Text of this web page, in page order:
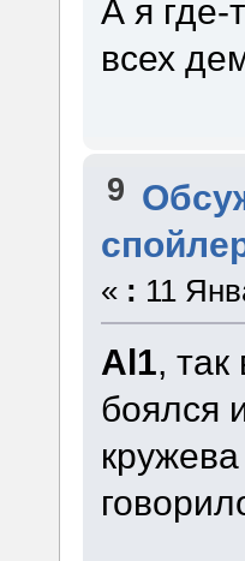
А я где-
всех
9
« : 11
Al1,
боялся